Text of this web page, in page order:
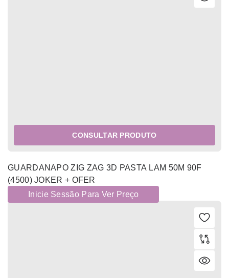
CONSULTAR PRODUTO
GUARDANAPO ZIG ZAG 3D PASTA LAM 50M 90F
(4500) JOKER + OFER
Inicie Sessão Para Ver Preço